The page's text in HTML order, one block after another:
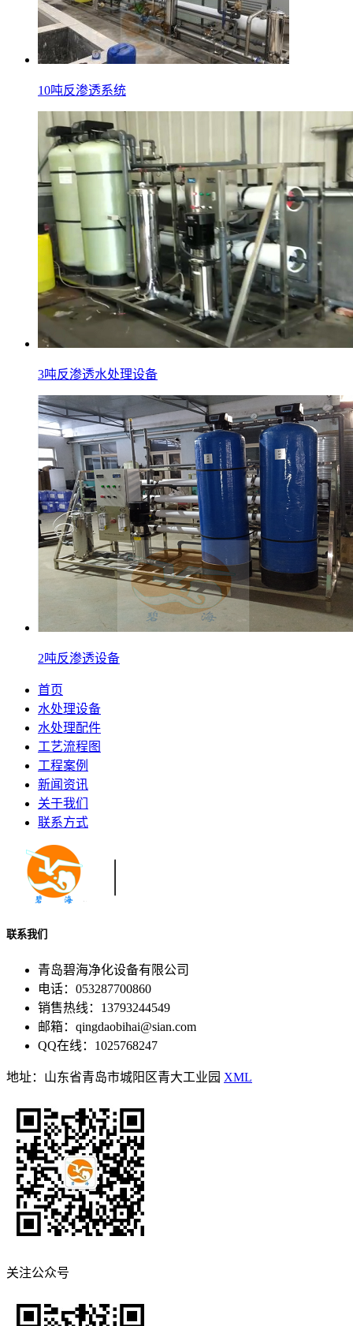
10吨反渗透系统
3吨反渗透水处理设备
2吨反渗透设备
首页
水处理设备
水处理配件
工艺流程图
工程案例
新闻资讯
关于我们
联系方式
联系我们
青岛碧海净化设备有限公司
电话：053287700860
销售热线：13793244549
邮箱：qingdaobihai@sian.com
QQ在线：1025768247
地址：山东省青岛市城阳区青大工业园 XML
关注公众号